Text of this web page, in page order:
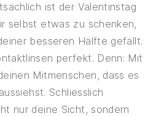
ist der Valentinstag
selbst etwas zu schenken,
besseren Hälfte gefällt.
perfekt. Denn: Mit
Mitmenschen, dass es
Schliesslich
nur deine Sicht, sondern